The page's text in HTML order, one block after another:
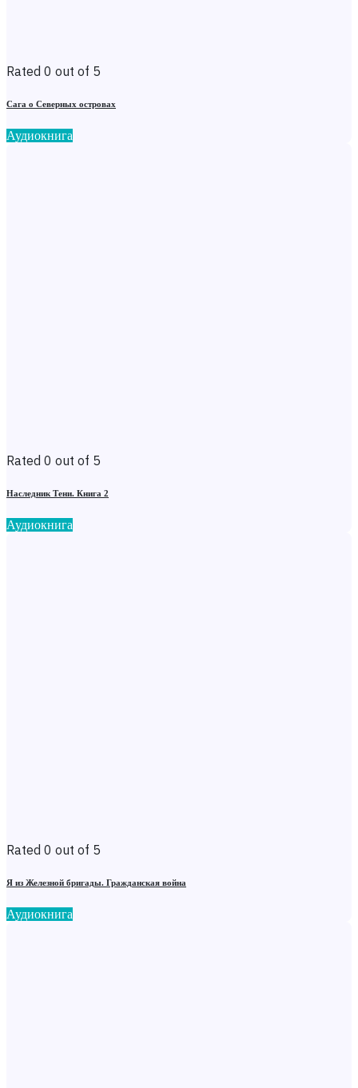
Rated 0 out of 5
Сага о Северных островах
Аудиокнига
Rated 0 out of 5
Наследник Тени. Книга 2
Аудиокнига
Rated 0 out of 5
Я из Железной бригады. Гражданская война
Аудиокнига